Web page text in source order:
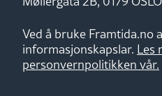
Ved å bruke Framtida.no
informasjonskapslar. Les
personvernpolitikken vår.